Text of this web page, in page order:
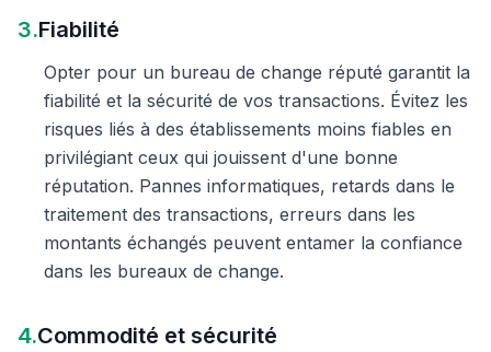
3.Fiabilité
Opter pour un bureau de change réputé garantit la
fiabilité et la sécurité de vos transactions. Évitez les
risques liés à des établissements moins fiables en
privilégiant ceux qui jouissent d'une bonne
réputation. Pannes informatiques, retards dans le
traitement des transactions, erreurs dans les
montants échangés peuvent entamer la confiance
dans les bureaux de change.
4.Commodité et sécurité